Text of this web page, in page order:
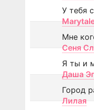
У тебя
Мне
Сеня
Я ты и
Даша
Город
Лилая